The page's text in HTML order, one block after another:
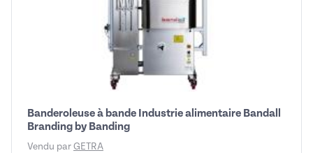
Banderoleuse à bande Industrie alimentaire Bandall
Branding by Banding
Vendu par GETRA